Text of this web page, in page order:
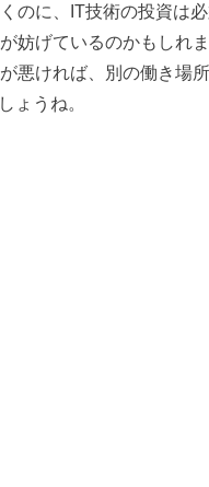
のに、IT技術の投資は
妨げているのかもしれ
悪ければ、別の働き場
ょうね。